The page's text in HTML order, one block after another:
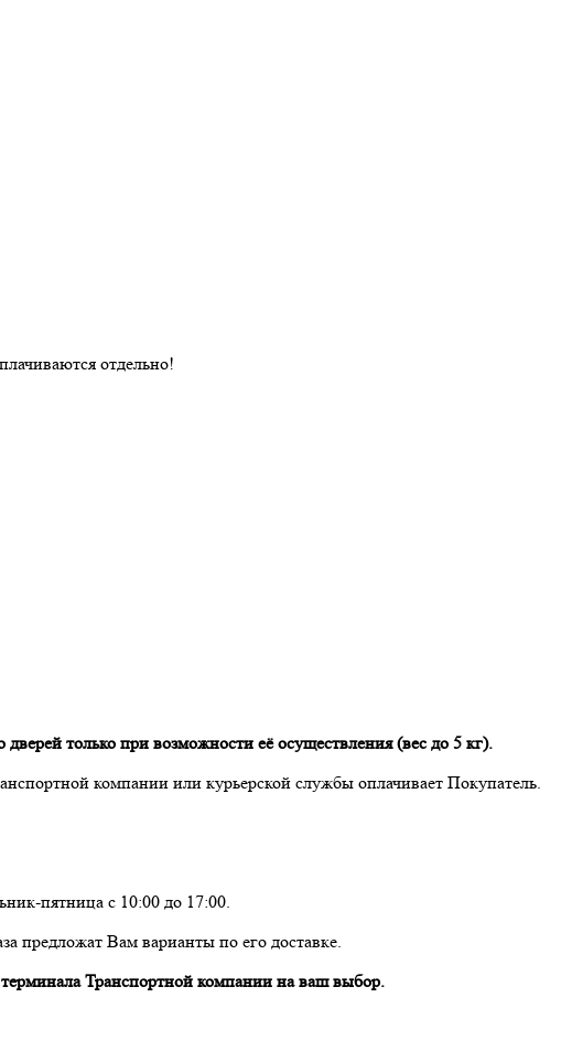
отдельно!
только при возможности её осуществления (вес до 5 кг).
компании или курьерской службы оплачивает Покупатель.
пятница с 10:00 до 17:00.
предложат Вам варианты по его доставке.
Транспортной компании на ваш выбор.